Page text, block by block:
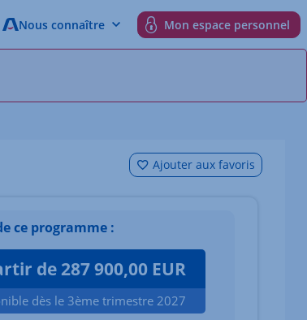
Nous connaître Mon espace personnel
Ajouter aux favoris
ce programme :
de 287 900,00 EUR
dès le 3ème trimestre 2027